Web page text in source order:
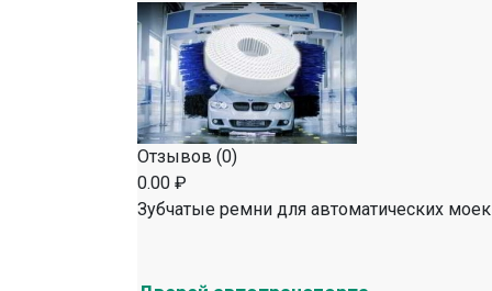
Отзывов (0)
0.00 ₽
Зубчатые ремни для автоматических моек